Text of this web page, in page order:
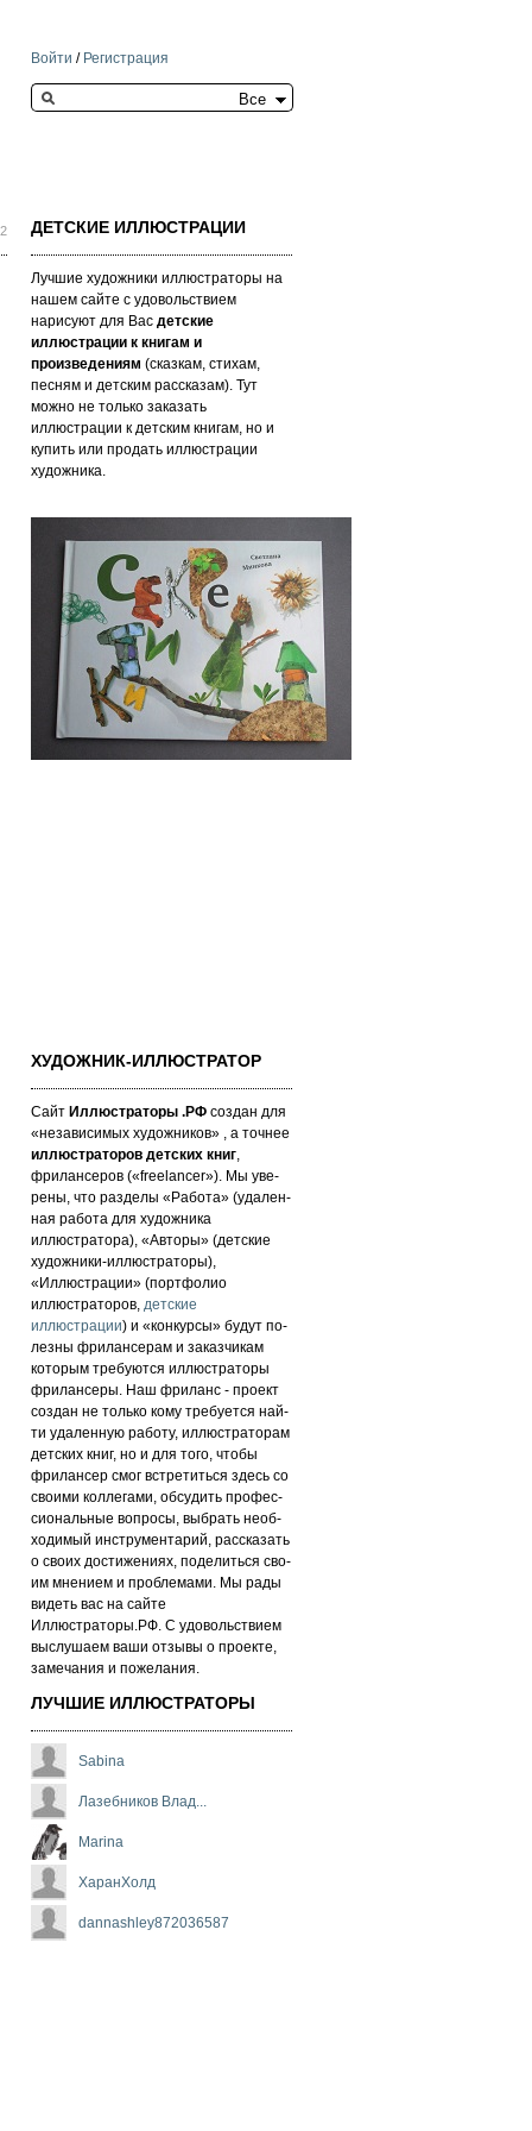
Войти / Регистрация
Search this site
ДЕТСКИЕ ИЛЛЮСТРАЦИИ
Лучшие художники иллюстраторы на
нашем сайте с удовольствием
нарисуют для Вас детские
иллюстрации к книгам и
произведениям (сказкам, стихам,
песням и детским рассказам). Тут
можно не только заказать
иллюстрации к детским книгам, но и
купить или продать иллюстрации
художника.
ХУДОЖНИК-ИЛЛЮСТРАТОР
Сайт Иллюстраторы .РФ создан для
«не­за­ви­си­мых ху­дож­ни­ков» , а точнее
иллюстраторов детских книг,
фрилансеров («fre­elan­cer»). Мы уве­
ре­ны, что раз­де­лы «Работа» (уда­лен­
ная работа для художника
иллюстратора), «Авторы» (детские
художники-иллюстраторы),
«Иллюстрации» (портфолио
иллюстраторов, детские
иллюстрации) и «кон­кур­сы» бу­дут по­
лез­ны фри­лан­се­рам и за­каз­чи­кам
которым требуются иллюстраторы
фрилансеры. Наш фри­ланс - про­ект
соз­дан не толь­ко кому требуется най­
ти уда­лен­ную ра­бо­ту, иллюстраторам
детских книг, но и для то­го, что­бы
фри­лан­сер смог встре­тить­ся здесь со
сво­ими кол­ле­га­ми, об­су­дить про­фес­
си­ональ­ные воп­ро­сы, выб­рать не­об­
хо­ди­мый инс­тру­мен­та­рий, расс­ка­зать
о сво­их дос­ти­же­ни­ях, по­де­лить­ся сво­
им мнением и проб­ле­ма­ми. Мы рады
ви­деть вас на сай­те
Иллюстраторы.РФ. С удо­воль­стви­ем
выс­лу­ша­ем ва­ши от­зы­вы о про­ек­те,
за­ме­ча­ни­я и по­же­ла­ни­я.
ЛУЧШИЕ ИЛЛЮСТРАТОРЫ
Sabina
Лазебников Влад...
Marina
ХаранХолд
dannashley872036587